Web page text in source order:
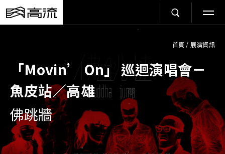
首頁 / 展演資訊
「Movin’ On」 巡迴演唱會－
魚皮站／高雄
佛跳牆